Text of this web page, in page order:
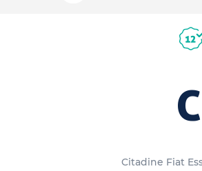
Citadine Fiat